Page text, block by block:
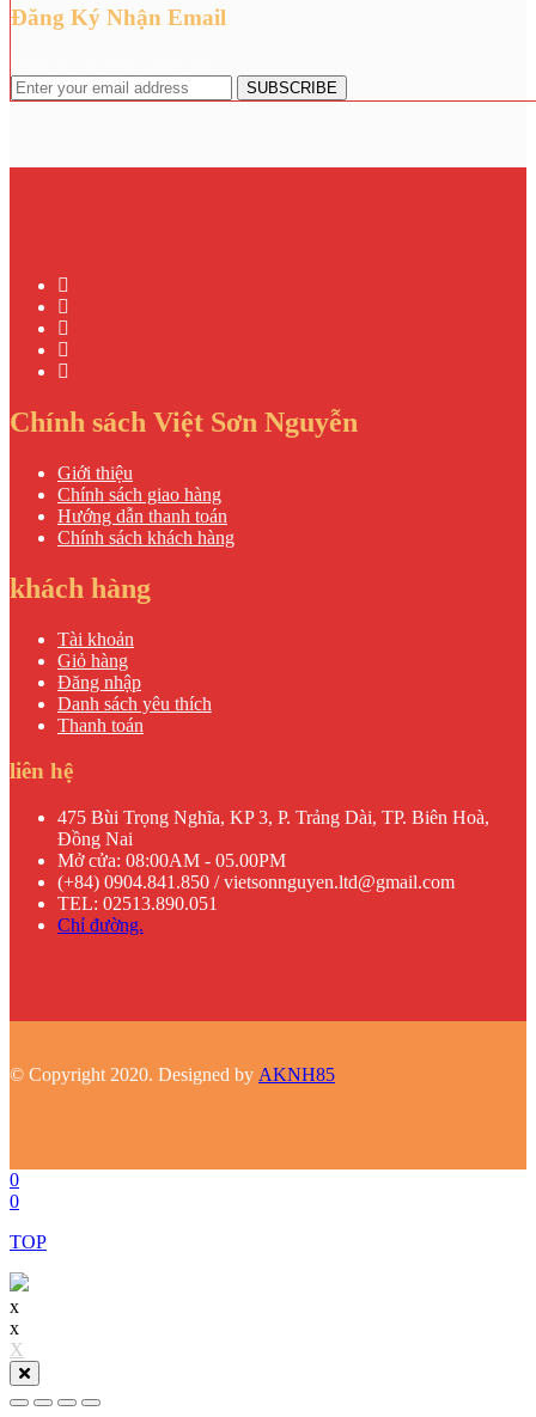
Đăng Ký Nhận Email
Chính sách Việt Sơn Nguyễn
Giới thiệu
Chính sách giao hàng
Hướng dẫn thanh toán
Chính sách khách hàng
khách hàng
Tài khoản
Giỏ hàng
Đăng nhập
Danh sách yêu thích
Thanh toán
liên hệ
475 Bùi Trọng Nghĩa, KP 3, P. Trảng Dài, TP. Biên Hoà,
Đồng Nai
Mở cửa: 08:00AM - 05.00PM
(+84) 0904.841.850 / vietsonnguyen.ltd@gmail.com
TEL: 02513.890.051
Chỉ đường.
© Copyright 2020. Designed by AKNH85
0
0
TOP
x
x
X